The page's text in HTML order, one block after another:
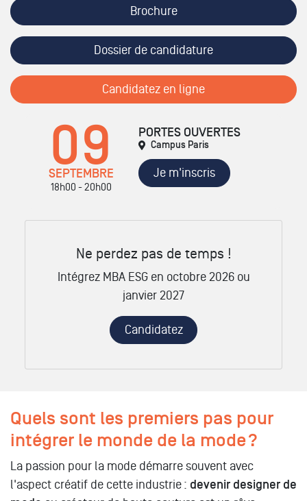
Brochure
Dossier de candidature
Candidatez en ligne
09
SEPTEMBRE
18h00 - 20h00
PORTES OUVERTES
Campus Paris
Je m'inscris
Ne perdez pas de temps !
Intégrez MBA ESG en octobre 2026 ou
janvier 2027
Candidatez
Quels sont les premiers pas pour
intégrer le monde de la mode ?
La passion pour la mode démarre souvent avec
l'aspect créatif de cette industrie : devenir designer de